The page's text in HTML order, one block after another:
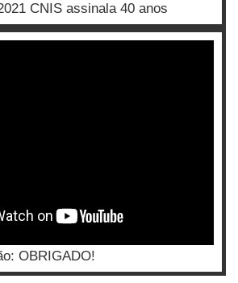
CNIS assinala 40 anos
OBRIGADO!